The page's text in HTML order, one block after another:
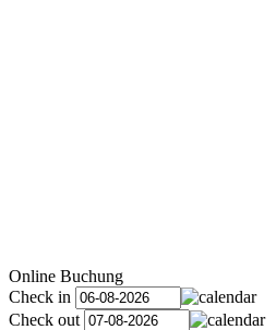
Online Buchung
Check in
Check out